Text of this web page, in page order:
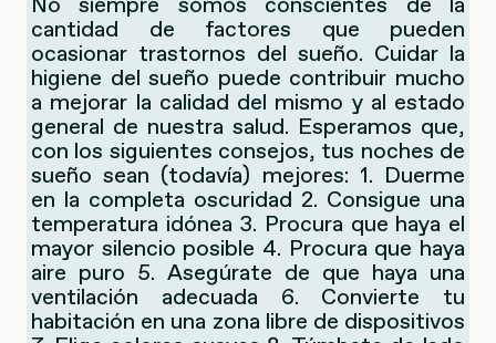
cantidad de factores que pueden
ocasionar trastornos del sueño. Cuidar la
higiene del sueño puede contribuir mucho
a mejorar la calidad del mismo y al estado
general de nuestra salud. Esperamos que,
con los siguientes consejos, tus noches de
sueño sean (todavía) mejores: 1. Duerme
en la completa oscuridad 2. Consigue una
temperatura idónea 3. Procura que haya el
mayor silencio posible 4. Procura que haya
aire puro 5. Asegúrate de que haya una
ventilación adecuada 6. Convierte tu
habitación en una zona libre de dispositivos